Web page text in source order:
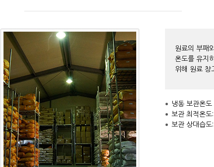
원료의 부패
온도를 유지
위해 원료 창
냉동 보관온
보관 최적온
보관 상대습